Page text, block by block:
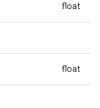
float
float